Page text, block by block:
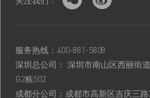
服务热线：400-881-5808
深圳总公司： 深圳市南山区西丽街
G2栋502
成都分公司：成都市高新区吉庆三